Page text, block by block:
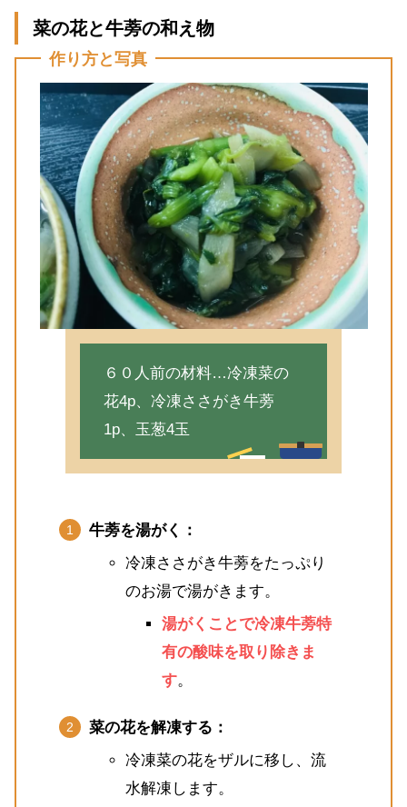
菜の花と牛蒡の和え物
作り方と写真
６０人前の材料…冷凍菜の
花4p、冷凍ささがき牛蒡
1p、玉葱4玉
牛蒡を湯がく：
冷凍ささがき牛蒡をたっぷり
のお湯で湯がきます。
湯がくことで冷凍牛蒡特
有の酸味を取り除きま
す。
菜の花を解凍する：
冷凍菜の花をザルに移し、流
水解凍します。